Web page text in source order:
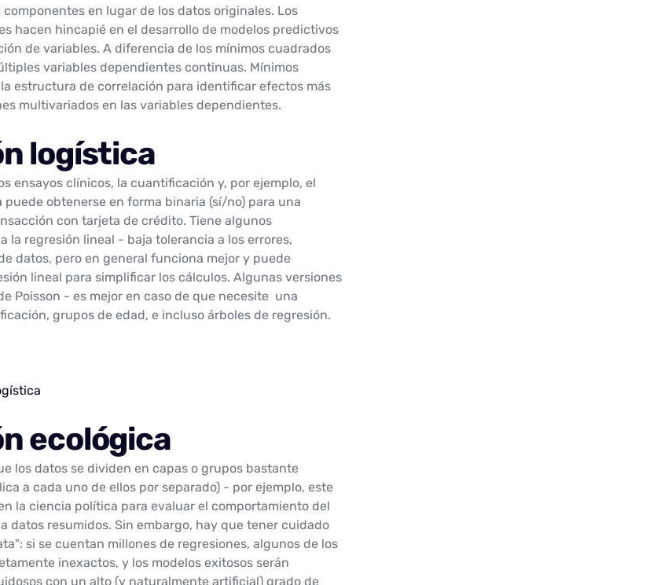
en lugar de los datos originales. Los
hacen hincapié en el desarrollo de modelos predictivos
de variables. A diferencia de los mínimos cuadrados
variables dependientes continuas. Mínimos
estructura de correlación para identificar efectos más
multivariados en las variables dependientes.
logística
ensayos clínicos, la cuantificación y, por ejemplo, el
obtenerse en forma binaria (sí/no) para una
con tarjeta de crédito. Tiene algunos
la regresión lineal - baja tolerancia a los errores,
datos, pero en general funciona mejor y puede
lineal para simplificar los cálculos. Algunas versiones
Poisson - es mejor en caso de que necesite una
grupos de edad, e incluso árboles de regresión.
ecológica
los datos se dividen en capas o grupos bastante
a cada uno de ellos por separado) - por ejemplo, este
la ciencia política para evaluar el comportamiento del
datos resumidos. Sin embargo, hay que tener cuidado
si se cuentan millones de regresiones, algunos de los
inexactos, y los modelos exitosos serán
con un alto (y naturalmente artificial) grado de